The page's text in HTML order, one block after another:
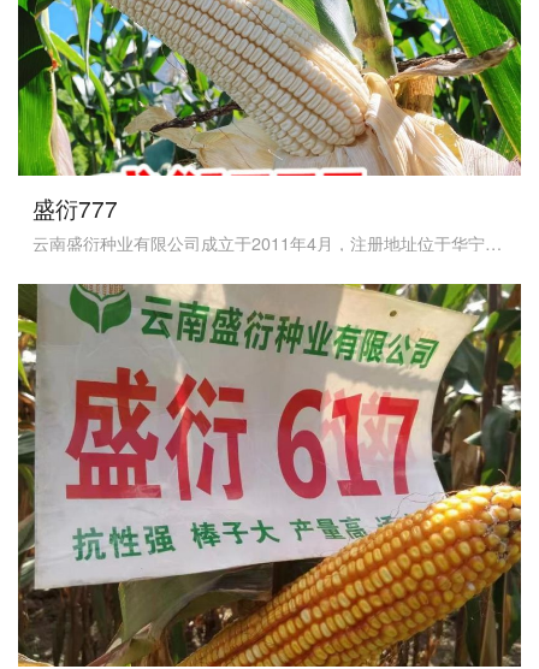
盛衍777
云南盛衍种业有限公司成立于2011年4月，注册地址位于华宁县宁州镇珠山路小沙河，是集科研、生产、加工、经营及对外贸易于一体的现代化民营种子企业，注册资本为3014.18万元。